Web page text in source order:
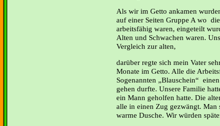
Als wir im Getto ankamen
auf einer Seiten Gruppe A wo
arbeitsfähig waren, eingeteilt
Alten und Schwachen waren.
Vergleich zur alten,
darüber regte sich mein Vater
Monate im Getto. Alle die
Sogenannten „Blauschein“
gehen durfte. Unsere Familie
ein Mann geholfen hatte. Die
alle in einen Zug gezwängt. Man
warme Dusche. Wir würden